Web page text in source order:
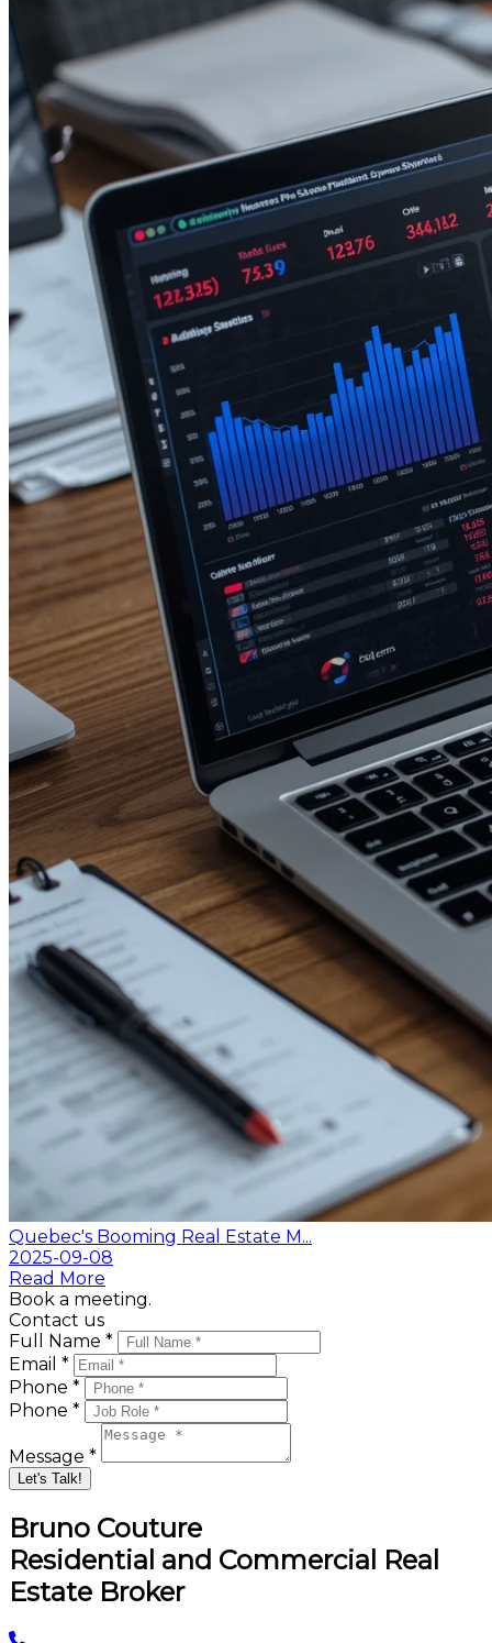
Quebec's Booming Real Estate M...
2025-09-08
Read More
Book a meeting.
Contact us
Full Name *
Email *
Phone *
Phone *
Message *
Let's Talk!
Bruno Couture
Residential and Commercial Real
Estate Broker